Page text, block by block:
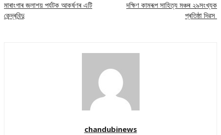
মাৰাংগাৰ জলাশয় পৰ্যটক আকৰ্ষণৰ এটি
কেন্দ্ৰবিন্দু
দক্ষিণ কামৰূপ সাহিত্য মঞ্চৰ ২৯সংখ্যক
প্ৰতিষ্ঠা দিৱস
chandubinews